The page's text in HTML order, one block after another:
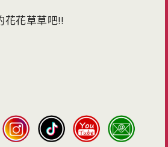
花花草草吧!!